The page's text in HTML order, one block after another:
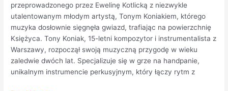
przeprowadzonego przez Ewelinę Kotlicką z niezwykle
utalentowanym młodym artystą, Tonym Koniakiem, którego
muzyka dosłownie sięgnęła gwiazd, trafiając na powierzchnię
Księżyca. Tony Koniak, 15-letni kompozytor i instrumentalista z
Warszawy, rozpoczął swoją muzyczną przygodę w wieku
zaledwie dwóch lat. Specjalizuje się w grze na handpanie,
unikalnym instrumencie perkusyjnym, który łączy rytm z